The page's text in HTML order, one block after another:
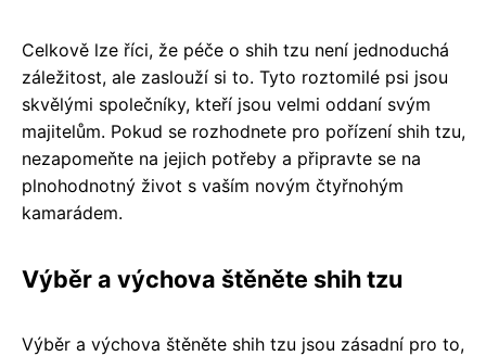
Celkově lze říci, že péče o shih tzu není jednoduchá
záležitost, ale zaslouží si to. Tyto roztomilé psi jsou
skvělými společníky, kteří jsou velmi oddaní svým
majitelům. Pokud se rozhodnete pro pořízení shih tzu,
nezapomeňte na jejich potřeby a připravte se na
plnohodnotný život s vaším novým čtyřnohým
kamarádem.
Výběr a výchova štěněte shih tzu
Výběr a výchova štěněte shih tzu jsou zásadní pro to,